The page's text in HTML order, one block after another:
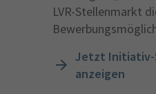
LVR-Stellenmarkt
Jetzt
anzeigen